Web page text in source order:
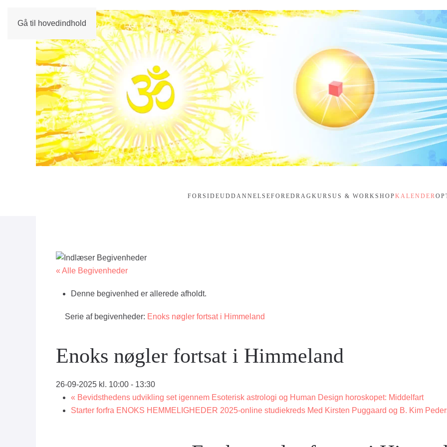
Gå til hovedindhold
FORSIDEUDDANNELSEFOREDRAG KURSUS & WORKSHOPKALENDER
« Alle Begivenheder
Denne begivenhed er allerede afholdt.
Serie af begivenheder: Enoks nøgler fortsat i Himmeland
Enoks nøgler fortsat i Himmeland
26-09-2025 kl. 10:00 - 13:30
« Bevidsthedens udvikling set igennem Esoterisk astrologi og Human Design horoskopet: Middelfart
Starter forfra ENOKS HEMMELIGHEDER 2025-online studiekreds Med Kirsten Puggaard og B. Kim